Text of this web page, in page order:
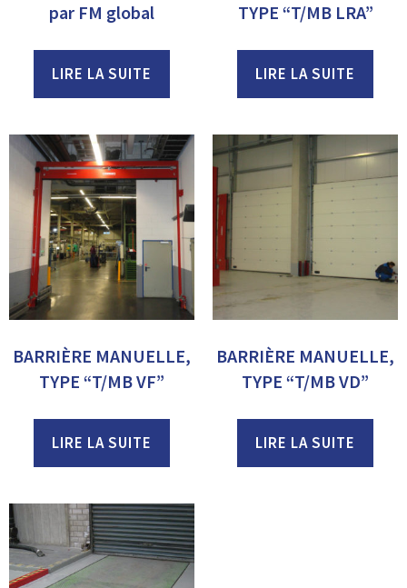
par FM global
LIRE LA SUITE
TYPE “T/MB LRA”
LIRE LA SUITE
BARRIÈRE MANUELLE,
TYPE “T/MB VF”
LIRE LA SUITE
BARRIÈRE MANUELLE,
TYPE “T/MB VD”
LIRE LA SUITE